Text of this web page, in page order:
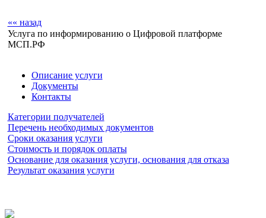
«« назад
Услуга по информированию о Цифровой платформе
МСП.РФ
Описание услуги
Документы
Контакты
Категории получателей
Перечень необходимых документов
Сроки оказания услуги
Стоимость и порядок оплаты
Основание для оказания услуги, основания для отказа
Результат оказания услуги